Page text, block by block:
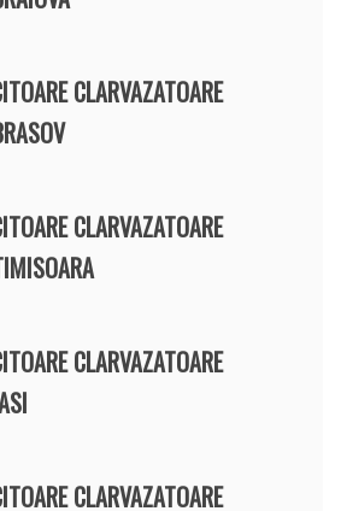
CLARVAZATOARE
CLARVAZATOARE
CLARVAZATOARE
CLARVAZATOARE